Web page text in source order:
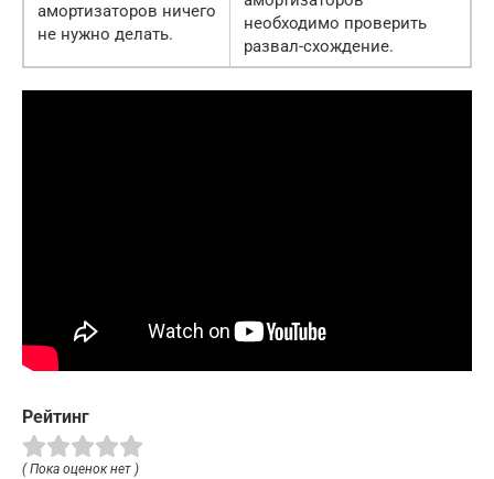
амортизаторов ничего
не нужно делать.
необходимо проверить
развал-схождение.
Рейтинг
( Пока оценок нет )